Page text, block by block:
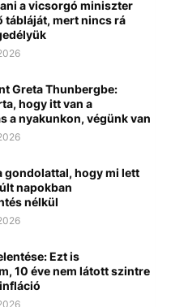
a vicsorgó miniszter
tábláját, mert nincs rá
Greta Thunbergbe:
hogy itt van a
a nyakunkon, végünk van
gondolattal, hogy mi lett
napokban
nélkül
Ezt is
10 éve nem látott szintre